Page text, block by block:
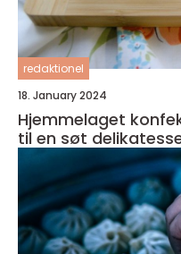
redaktionel
18. January 2024
Hjemmelaget
til en søt